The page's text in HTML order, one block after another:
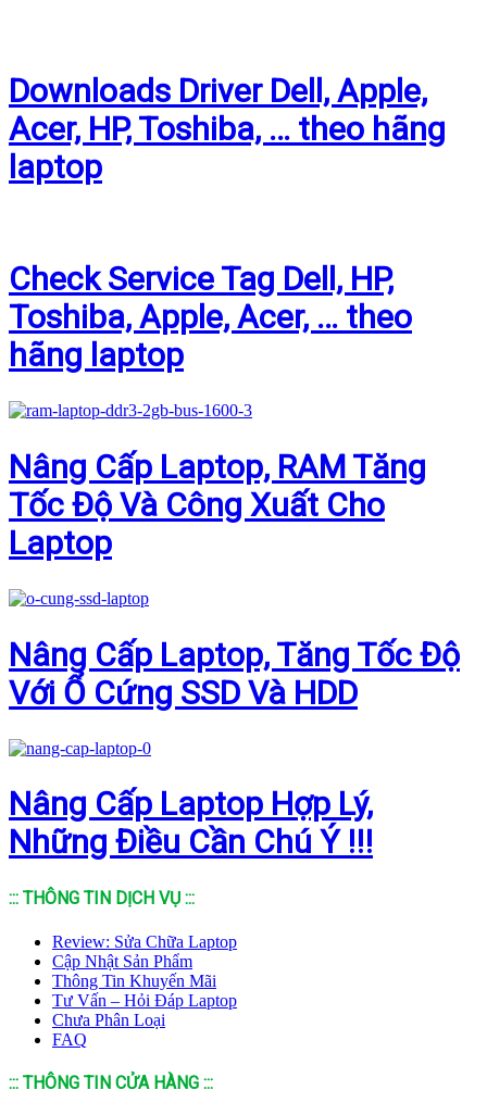
Downloads Driver Dell, Apple,
Acer, HP, Toshiba, … theo hãng
laptop
Check Service Tag Dell, HP,
Toshiba, Apple, Acer, … theo
hãng laptop
Nâng Cấp Laptop, RAM Tăng
Tốc Độ Và Công Xuất Cho
Laptop
Nâng Cấp Laptop, Tăng Tốc Độ
Với Ổ Cứng SSD Và HDD
Nâng Cấp Laptop Hợp Lý,
Những Điều Cần Chú Ý !!!
::: THÔNG TIN DỊCH VỤ :::
Review: Sửa Chữa Laptop
Cập Nhật Sản Phẩm
Thông Tin Khuyến Mãi
Tư Vấn – Hỏi Đáp Laptop
Chưa Phân Loại
FAQ
::: THÔNG TIN CỬA HÀNG :::